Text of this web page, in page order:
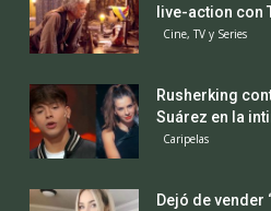
live-action con
Cine, TV y Series
Rusherking
Suárez en la
Caripelas
Dejó de vender